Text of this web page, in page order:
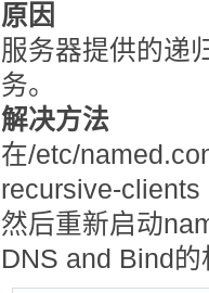
原因
服务器提供的递
务。
解决方法
在/etc/
recursive-clients
然后重新启动
DNS and Bind